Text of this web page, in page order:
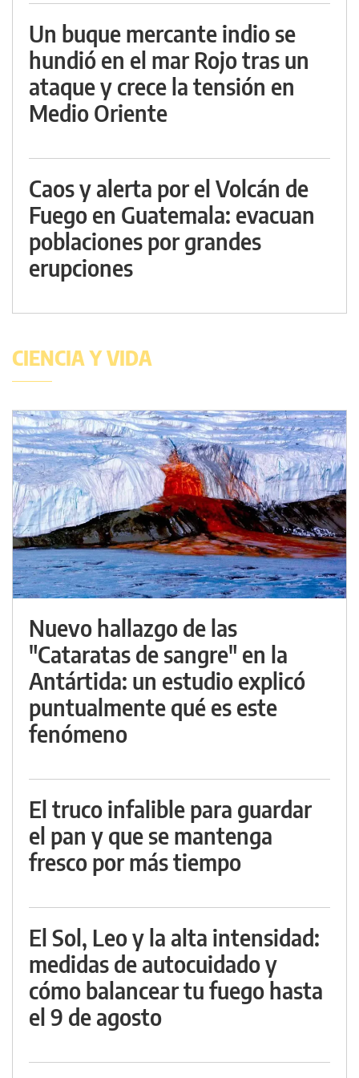
Un buque mercante indio se
hundió en el mar Rojo tras un
ataque y crece la tensión en
Medio Oriente
Caos y alerta por el Volcán de
Fuego en Guatemala: evacuan
poblaciones por grandes
erupciones
CIENCIA Y VIDA
Nuevo hallazgo de las
"Cataratas de sangre" en la
Antártida: un estudio explicó
puntualmente qué es este
fenómeno
El truco infalible para guardar
el pan y que se mantenga
fresco por más tiempo
El Sol, Leo y la alta intensidad:
medidas de autocuidado y
cómo balancear tu fuego hasta
el 9 de agosto